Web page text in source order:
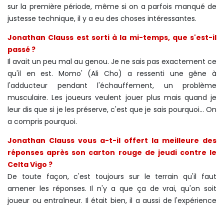
sur la première période, même si on a parfois manqué de
justesse technique, il y a eu des choses intéressantes.
Jonathan Clauss est sorti à la mi-temps, que s'est-il
passé ?
Il avait un peu mal au genou. Je ne sais pas exactement ce
qu'il en est. Momo' (Ali Cho) a ressenti une gêne à
l'adducteur pendant l'échauffement, un problème
musculaire. Les joueurs veulent jouer plus mais quand je
leur dis que si je les préserve, c'est que je sais pourquoi... On
a compris pourquoi.
Jonathan Clauss vous a-t-il offert la meilleure des
réponses après son carton rouge de jeudi contre le
Celta Vigo ?
De toute façon, c'est toujours sur le terrain qu'il faut
amener les réponses. Il n'y a que ça de vrai, qu'on soit
joueur ou entraîneur. Il était bien, il a aussi de l'expérience